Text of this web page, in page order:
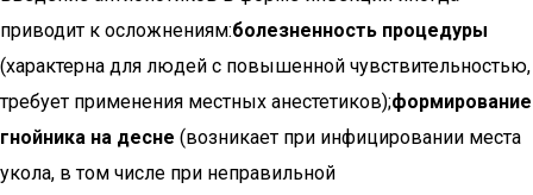
приводит к осложнениям:болезненность процедуры
(характерна для людей с повышенной чувствительностью,
требует применения местных анестетиков);формирование
гнойника на десне (возникает при инфицировании места
укола, в том числе при неправильной